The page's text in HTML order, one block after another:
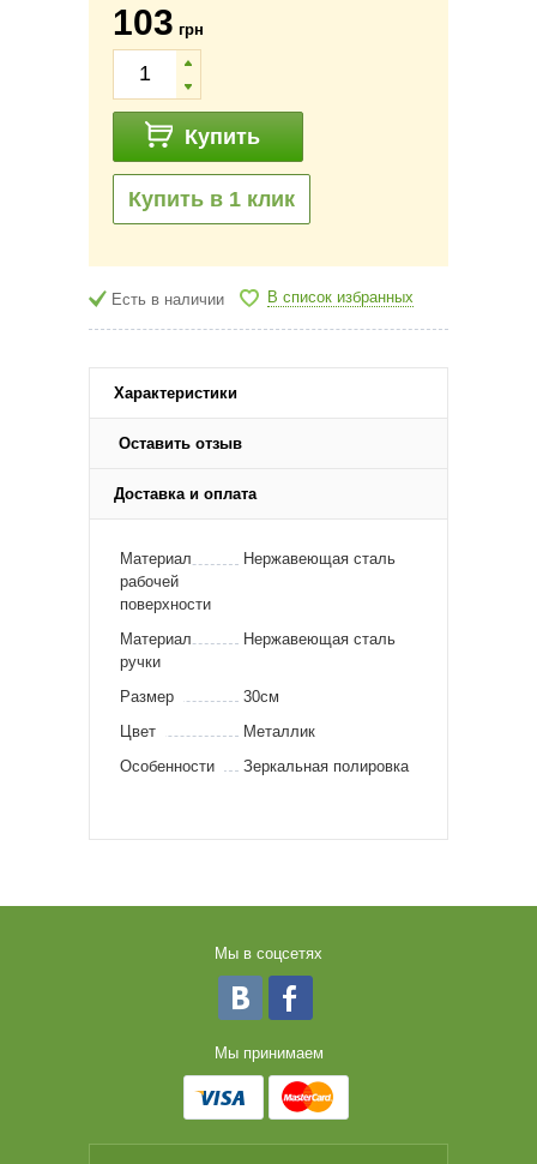
103 грн
Купить
Купить в 1 клик
Есть в наличии В список избранных
Характеристики
Оставить отзыв
Доставка и оплата
Материал
рабочей
поверхности
Нержавеющая сталь
Материал
ручки
Нержавеющая сталь
Размер
30см
Цвет
Металлик
Особенности
Зеркальная полировка
Мы в соцсетях
Мы принимаем